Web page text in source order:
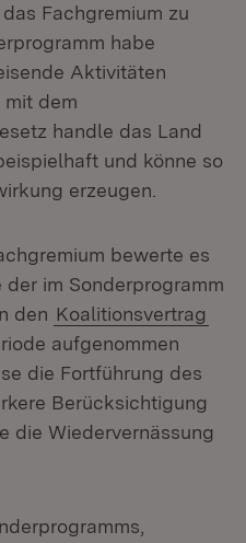
Fachgremium zu
habe
Aktivitäten
mit dem
handle das Land
und könne so
erzeugen.
bewerte es
im Sonderprogramm
den Koalitionsvertrag
aufgenommen
die Fortführung des
Berücksichtigung
die Wiedervernässung